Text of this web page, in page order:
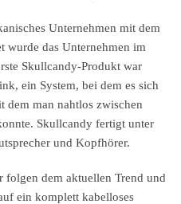
Unternehmen mit dem
wurde das Unternehmen im
Skullcandy-Produkt war
ein System, bei dem es sich
dem man nahtlos zwischen
Skullcandy fertigt unter
und Kopfhörer.
dem aktuellen Trend und
ein komplett kabelloses